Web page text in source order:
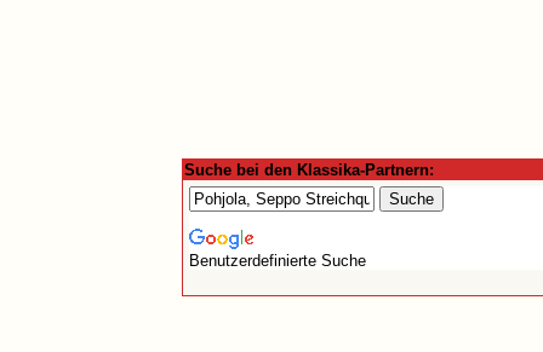
Suche bei den Klassika-Partnern:
Benutzerdefinierte Suche